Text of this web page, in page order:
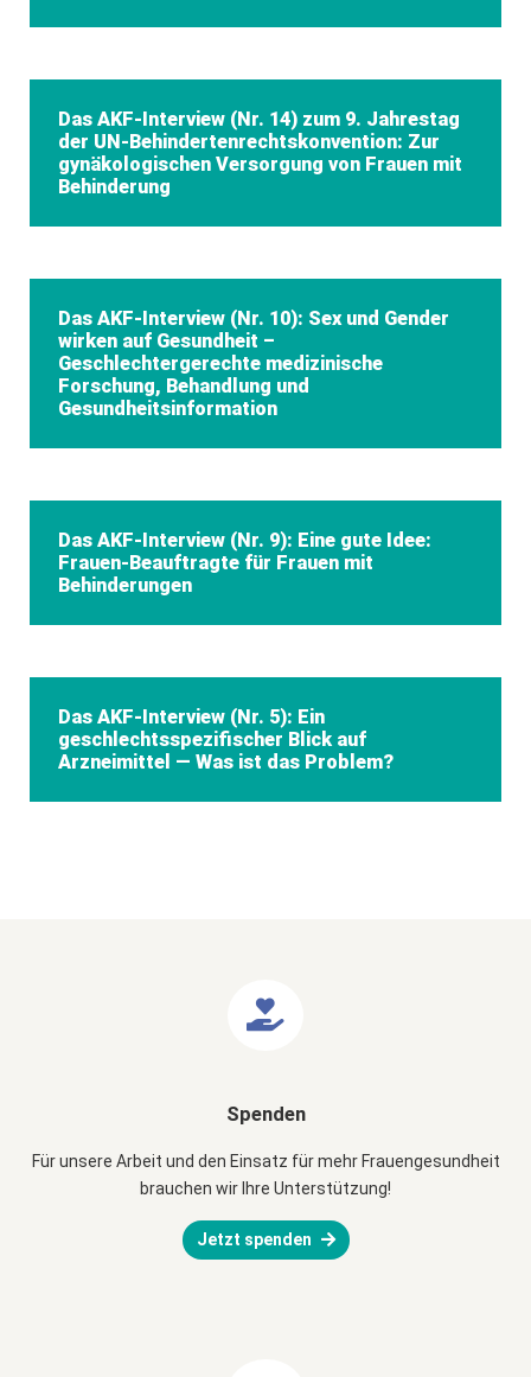
Das AKF-Interview (Nr. 14) zum 9. Jahrestag
der UN-Behindertenrechtskonvention: Zur
gynäkologischen Versorgung von Frauen mit
Behinderung
Das AKF-Interview (Nr. 10): Sex und Gender
wirken auf Gesundheit –
Geschlechtergerechte medizinische
Forschung, Behandlung und
Gesundheitsinformation
Das AKF-Interview (Nr. 9): Eine gute Idee:
Frauen-Beauftragte für Frauen mit
Behinderungen
Das AKF-Interview (Nr. 5): Ein
geschlechtsspezifischer Blick auf
Arzneimittel — Was ist das Problem?
Spenden
Für unsere Arbeit und den Einsatz für mehr Frauengesundheit
brauchen wir Ihre Unterstützung!
Jetzt spenden